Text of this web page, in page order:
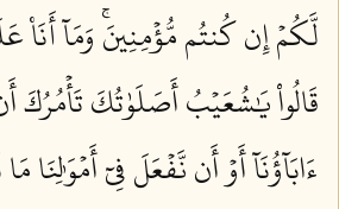
لَّكُمۡ إِن كُنتُم مُّؤۡمِنِينَۚ وَمَآ أَنَا۠
قَالُواْ يَٰشُعَيۡبُ أَصَلَوٰتُكَ تَأۡمُرُكَ
ءَابَآؤُنَآ أَوۡ أَن نَّفۡعَلَ فِيٓ أَمۡوَٰلِنَا